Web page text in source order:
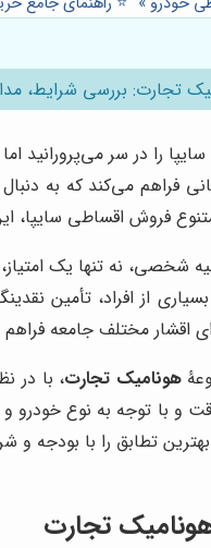
تجارت: بررسی شرایط،
را در سر
فراهم می‌کند که به
فروش اقساطی سایپا،
شخصی، نه تنها یک
از افراد، تأمین
اقشار مختلف جامعه
هونامیک تجارت، با در
و با توجه به نوع خودرو
تطابق را با بودجه و
تجارت